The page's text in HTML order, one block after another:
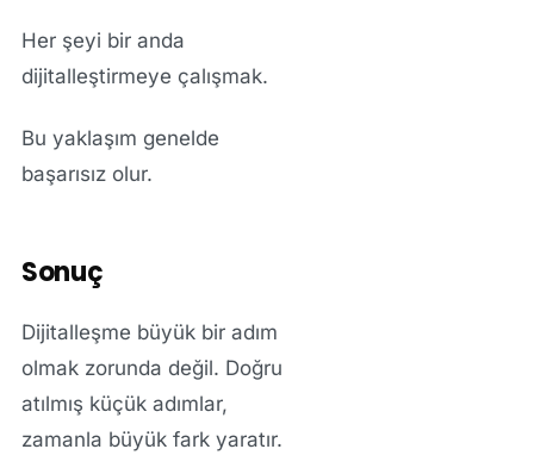
Her şeyi bir anda
dijitalleştirmeye çalışmak.
Bu yaklaşım genelde
başarısız olur.
Sonuç
Dijitalleşme büyük bir adım
olmak zorunda değil. Doğru
atılmış küçük adımlar,
zamanla büyük fark yaratır.